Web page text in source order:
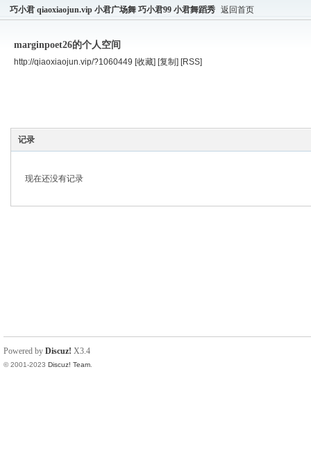
巧小君 qiaoxiaojun.vip 小君广场舞 巧小君99 小君舞蹈秀 返回首页
marginpoet26的个人空间
http://qiaoxiaojun.vip/?1060449 [收藏] [复制] [RSS]
记录
现在还没有记录
Powered by Discuz! X3.4
© 2001-2023 Discuz! Team